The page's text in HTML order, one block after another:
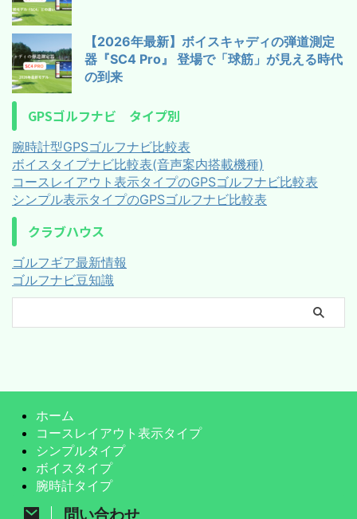
【2026年最新】ボイスキャディの弾道測定
器『SC4 Pro』 登場で「球筋」が見える時代
の到来
GPSゴルフナビ タイプ別
腕時計型GPSゴルフナビ比較表
ボイスタイプナビ比較表(音声案内搭載機種)
コースレイアウト表示タイプのGPSゴルフナビ比較表
シンプル表示タイプのGPSゴルフナビ比較表
クラブハウス
ゴルフギア最新情報
ゴルフナビ豆知識
ホーム
コースレイアウト表示タイプ
シンプルタイプ
ボイスタイプ
腕時計タイプ
問い合わせ